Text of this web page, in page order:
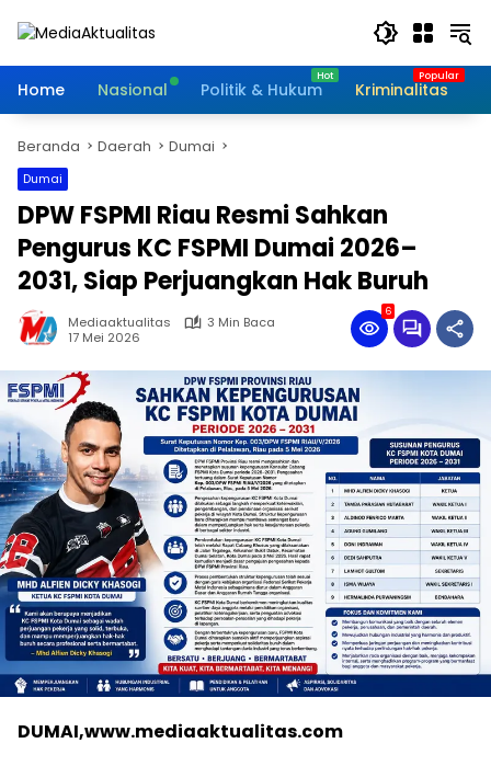
Home
Nasional Politik & Hukum Kriminalitas
Beranda Daerah Dumai
Dumai
DPW FSPMI Riau Resmi Sahkan
Pengurus KC FSPMI Dumai 2026–
2031, Siap Perjuangkan Hak Buruh
Mediaaktualitas
3 Min Baca
17 Mei 2026
6
DUMAI,www.mediaaktualitas.com